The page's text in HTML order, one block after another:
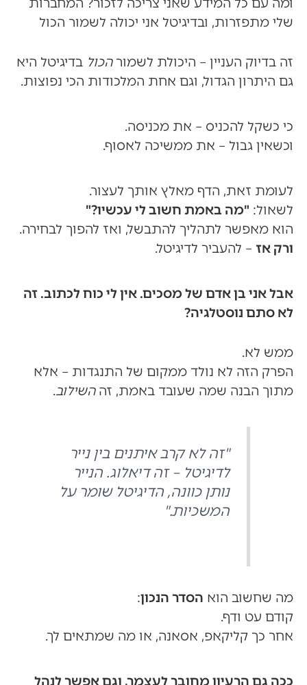
ומה עם כל המידע שאני צריכה לזכור? המחברות
שלי מתפזרות, ובדיגיטל אני יכולה לשמור הכול
זה בדיוק העניין – היכולת לשמורהכול בדיגיטל היא
גם היתרון הגדול, וגם אחת המלכודות הכי נפוצות.
כי כשקל להכניס – את מכניסה.
וכשאין גבול – את ממשיכה לאסוף.
לעומת זאת, הדף מאלץ אותך לעצור.
לשאול: "מה באמת חשוב לי עכשיו?"
הוא מאפשר לתהליך להתבשל, ואז להפוך לבחירה.
ורק אז – להעביר לדיגיטל.
אבל אני בן אדם של מסכים. אין לי כוח לכתוב. זה
לא סתם נוסטלגיה?
ממש לא.
הפרק הזה לא נולד ממקום של התנגדות – אלא
מתוך הבנה שמה שעובד באמת, זההשילוב.
"זה לא קרב איתנים בין נייר
לדיגיטל – זה דיאלוג. הנייר
נותן כוונה, הדיגיטל שומר על
המשכיות."
מה שחשוב הוא הסדר הנכון:
קודם עט ודף.
אחר כך קליקאפ, אסאנה, או מה שמתאים לך.
ככה גם הרעיון מחובר לעצמך, וגם אפשר לנהל